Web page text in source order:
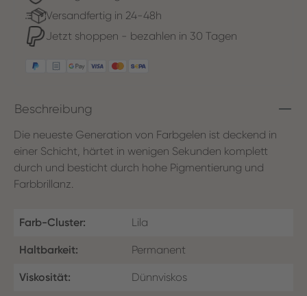
Versandfertig in 24-48h
Jetzt shoppen - bezahlen in 30 Tagen
Beschreibung
Die neueste Generation von Farbgelen ist deckend in
einer Schicht, härtet in wenigen Sekunden komplett
durch und besticht durch hohe Pigmentierung und
Farbbrillanz.
Farb-Cluster: Lila
Haltbarkeit: Permanent
Viskosität: Dünnviskos